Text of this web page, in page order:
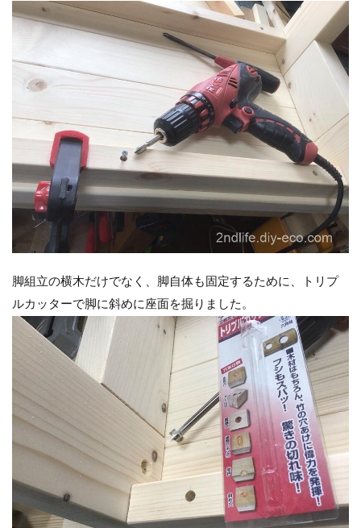
脚組立の横木だけでなく、脚自体も固定するために、トリプ
ルカッターで脚に斜めに座面を掘りました。